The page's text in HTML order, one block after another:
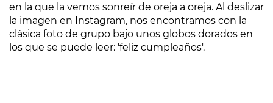
en la que la vemos sonreír de oreja a oreja. Al deslizar
la imagen en Instagram, nos encontramos con la
clásica foto de grupo bajo unos globos dorados en
los que se puede leer: 'feliz cumpleaños'.